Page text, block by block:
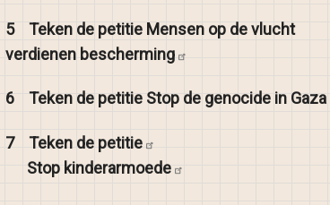
5Teken de petitie Mensen op de vlucht
verdienen bescherming
6Teken de petitie Stop de genocide in Gaza
7Teken de petitie
Stop kinderarmoede